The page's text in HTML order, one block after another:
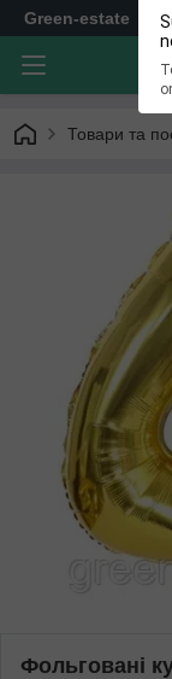
Green-estate
Товари та
Фольговані